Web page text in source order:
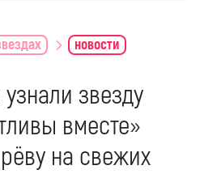
новости
звезду
вместе»
на свежих